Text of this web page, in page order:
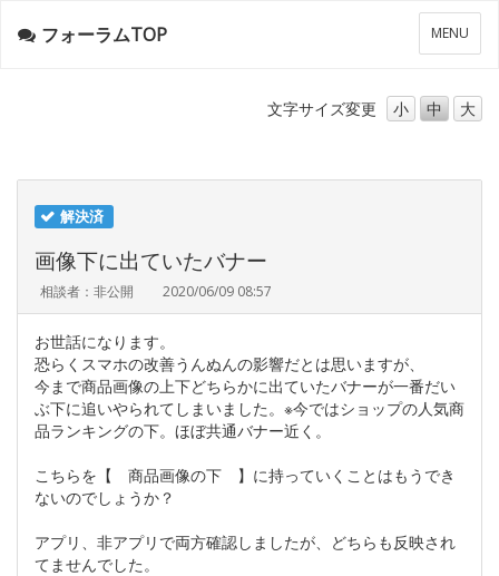
メ
ニ
ー
MENU
フォーラムTOP
文字サイズ変更 小 中 大
解決済
画像下に出ていたバナー
相談者：非公開 2020/06/09 08:57
お世話になります。
恐らくスマホの改善うんぬんの影響だとは思いますが、
今まで商品画像の上下どちらかに出ていたバナーが一番だい
ぶ下に追いやられてしまいました。※今ではショップの人気商
品ランキングの下。ほぼ共通バナー近く。
こちらを【 商品画像の下 】に持っていくことはもうでき
ないのでしょうか？
アプリ、非アプリで両方確認しましたが、どちらも反映され
てませんでした。